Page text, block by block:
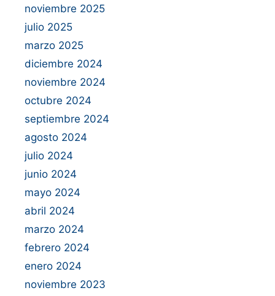
noviembre 2025
julio 2025
marzo 2025
diciembre 2024
noviembre 2024
octubre 2024
septiembre 2024
agosto 2024
julio 2024
junio 2024
mayo 2024
abril 2024
marzo 2024
febrero 2024
enero 2024
noviembre 2023